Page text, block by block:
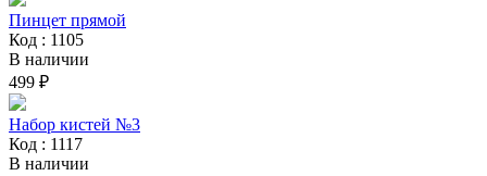
Пинцет прямой
Код : 1105
В наличии
499 ₽
Набор кистей №3
Код : 1117
В наличии